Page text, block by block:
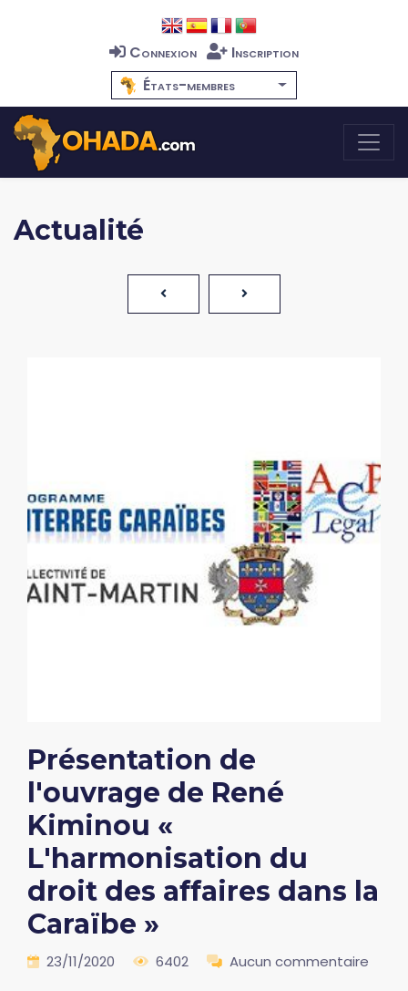
Connexion
Inscription
États-membres
Actualité
Présentation de
l'ouvrage de René
Kiminou «
L'harmonisation du
droit des affaires dans la
Caraïbe »
23/11/2020 6402 Aucun commentaire